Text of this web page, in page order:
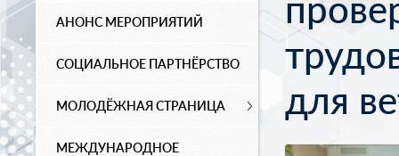
АНОНС МЕРОПРИЯТИЙ
СОЦИАЛЬНОЕ ПАРТНЁРСТВО
МОЛОДЁЖНАЯ СТРАНИЦА
МЕЖДУНАРОДНОЕ
для